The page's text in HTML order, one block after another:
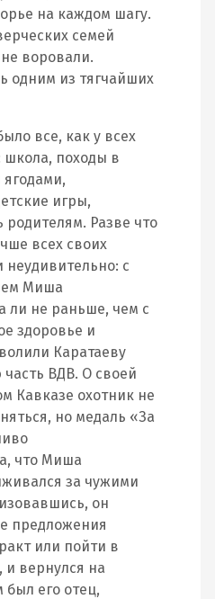
на каждом шагу.
семей
воровали.
одним из тягчайших
все, как у всех
школа, походы в
ягодами,
игры,
Разве что
всех своих
неудивительно: с
Миша
ли не раньше, чем с
здоровье и
Каратаеву
ВДВ. О своей
Кавказе охотник не
но медаль «За
что Миша
за чужими
он
предложения
или пойти в
и вернулся на
был его отец,